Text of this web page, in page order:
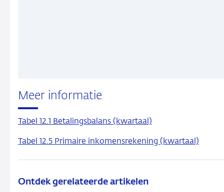
Meer informatie
Tabel 12.1 Betalingsbalans (kwartaal)
Tabel 12.5 Primaire inkomensrekening (kwartaal)
Ontdek gerelateerde artikelen